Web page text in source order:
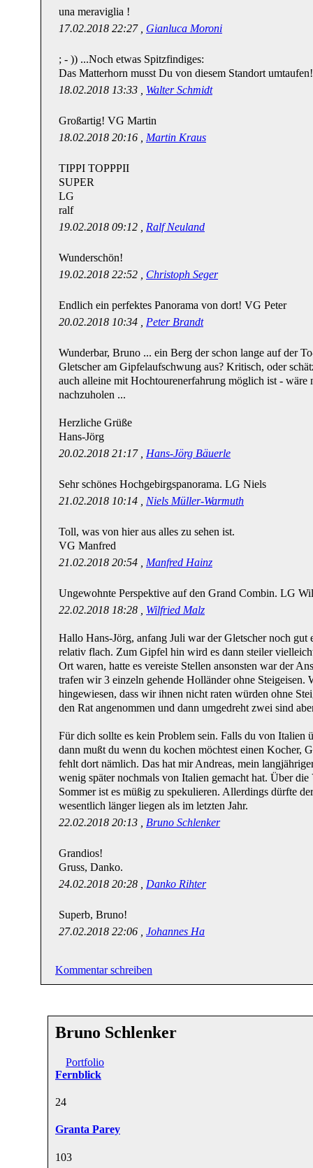
una meraviglia !
17.02.2018 22:27 , Gianluca Moroni
; - )) ...Noch etwas Spitzfindiges:
Das Matterhorn musst Du von diesem Standort
18.02.2018 13:33 , Walter Schmidt
Großartig! VG Martin
18.02.2018 20:16 , Martin Kraus
TIPPI TOPPPII
SUPER
LG
ralf
19.02.2018 09:12 , Ralf Neuland
Wunderschön!
19.02.2018 22:52 , Christoph Seger
Endlich ein perfektes Panorama von dort! VG Peter
20.02.2018 10:34 , Peter Brandt
Wunderbar, Bruno ... ein Berg der schon lange auf der
Gletscher am Gipfelaufschwung aus? Kritisch, oder
auch alleine mit Hochtourenerfahrung möglich ist -
nachzuholen ...
Herzliche Grüße
Hans-Jörg
20.02.2018 21:17 , Hans-Jörg Bäuerle
Sehr schönes Hochgebirgspanorama. LG Niels
21.02.2018 10:14 , Niels Müller-Warmuth
Toll, was von hier aus alles zu sehen ist.
VG Manfred
21.02.2018 20:54 , Manfred Hainz
Ungewohnte Perspektive auf den Grand Combin. LG
22.02.2018 18:28 , Wilfried Malz
Hallo Hans-Jörg, anfang Juli war der Gletscher noch gut
relativ flach. Zum Gipfel hin wird es dann steiler
Ort waren, hatte es vereiste Stellen ansonsten war der
trafen wir 3 einzeln gehende Holländer ohne Steigeisen.
hingewiesen, dass wir ihnen nicht raten würden ohne
den Rat angenommen und dann umgedreht zwei sind
Für dich sollte es kein Problem sein. Falls du von Italien
dann mußt du wenn du kochen möchtest einen Kocher,
fehlt dort nämlich. Das hat mir Andreas, mein
wenig später nochmals von Italien gemacht hat. Über
Sommer ist es müßig zu spekulieren. Allerdings dürfte
wesentlich länger liegen als im letzten Jahr.
22.02.2018 20:13 , Bruno Schlenker
Grandios!
Gruss, Danko.
24.02.2018 20:28 , Danko Rihter
Superb, Bruno!
27.02.2018 22:06 , Johannes Ha
Kommentar schreiben
Bruno Schlenker
Portfolio
Fernblick
24
Granta Parey
103